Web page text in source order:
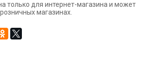
и звучании тона, наносить на
слои. Чистые цвета, близкие к
оттенков. Основная часть
обладает высочайшим показателем
только для интернет-магазина и может
магазинах.